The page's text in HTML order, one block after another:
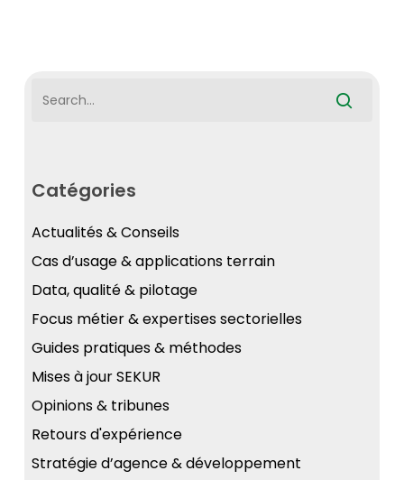
Catégories
Actualités & Conseils
Cas d’usage & applications terrain
Data, qualité & pilotage
Focus métier & expertises sectorielles
Guides pratiques & méthodes
Mises à jour SEKUR
Opinions & tribunes
Retours d'expérience
Stratégie d’agence & développement